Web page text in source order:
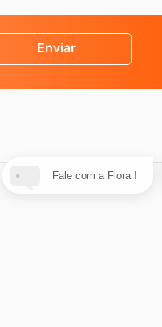
Enviar
Fale com a Flora !